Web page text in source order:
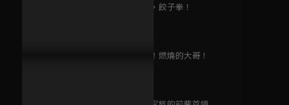
第6集 你好，餃子拳！
第7集 極限！燃燒的大哥！
黑執事 Book of